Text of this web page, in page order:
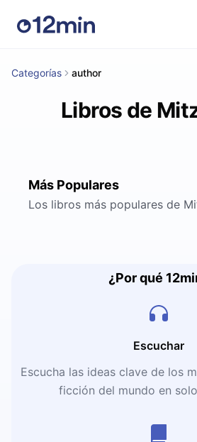
Categorías author
Libros de
Más Populares
Los libros más populares de
¿Por qué
Escuchar
Escucha las ideas clave de los
ficción del mundo en